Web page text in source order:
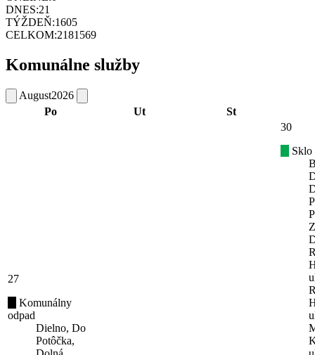
DNES:21
TÝŽDEŇ:1605
CELKOM:2181569
Komunálne služby
August2026
Po
Ut St
27
Komunálny
odpad
Dielno, Do
Potôčka,
30
Sklo